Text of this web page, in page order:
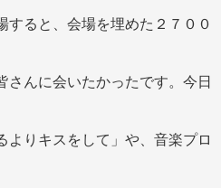
すると、会場を埋めた２７００
んに会いたかったです。今日
よりキスをして」や、音楽プロ